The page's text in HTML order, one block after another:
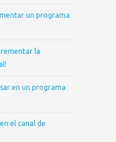
un programa
la
en un programa
el canal de